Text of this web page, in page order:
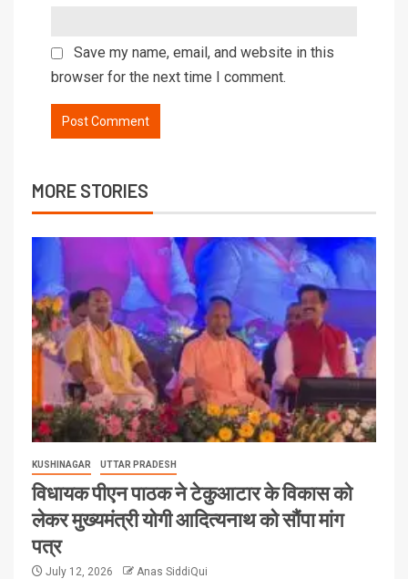
Save my name, email, and website in this
browser for the next time I comment.
MORE STORIES
KUSHINAGAR UTTAR PRADESH
विधायक पीएन पाठक ने टेकुआटार के विकास को
लेकर मुख्यमंत्री योगी आदित्यनाथ को सौंपा मांग
पत्र
July 12, 2026 Anas SiddiQui